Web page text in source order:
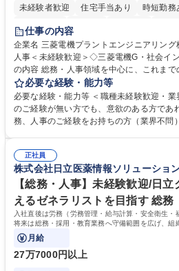
未経験者歓迎 住宅手当あり 時短勤務
退職金あり
駅近5分以内
土日祝休み 服装自由
仕事の内容
企業名 三菱電機プラントエンジニアリング株式会社 求人名
人事＜未経験歓迎＞◇三菱電機G・社会イン
の内容 総務・人事領域を中心に、これま
します。 ＜具体的には＞ ・総務/人事労務（給与・社保・勤怠管理など）
・採用・教育研修 ・福利厚生運用 など ※
採用や教育等の業務内容により、関西圏以
出張もございます。 ※担当業務を持ちつつ
必要な経験・能力等
必要な経験・能力等 ＜職種未経験歓迎・
のご経験が無い方でも、意欲のある方であ
務、人事のご経験をお持ちの方（業界不問） ■求める人物像：・社内
正社員
株式会社日立医薬情報ソリューショ
【総務・人事】未経験歓迎/日
えるゼネラリストを目指す 総務
入社直後は労務（労務管理・給与計算・安全衛生・
将来は総務・採用・教育業務へ守備範囲を広げ、組
ます。
月給
27万7000円以上